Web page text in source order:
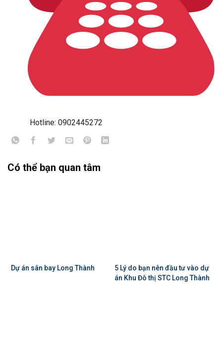
Hotline: 0902445272
Có thể bạn quan tâm
Dự án sân bay Long Thành
5 Lý do bạn nên đầu tư vào dự
án Khu Đô thị STC Long Thành